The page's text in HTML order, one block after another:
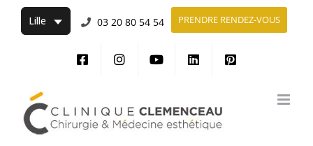
Passer
03 20 80 54 54 PRENDRE RENDEZ-VOUS